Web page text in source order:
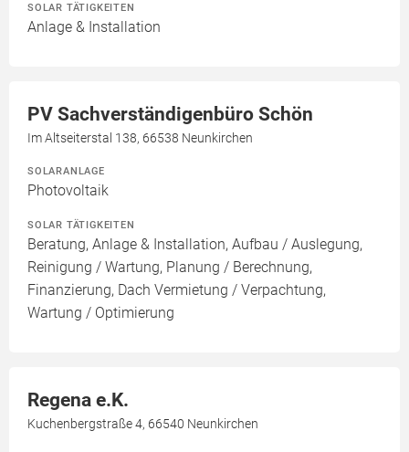
SOLAR TÄTIGKEITEN
Anlage & Installation
PV Sachverständigenbüro Schön
Im Altseiterstal 138, 66538 Neunkirchen
SOLARANLAGE
Photovoltaik
SOLAR TÄTIGKEITEN
Beratung, Anlage & Installation, Aufbau / Auslegung,
Reinigung / Wartung, Planung / Berechnung,
Finanzierung, Dach Vermietung / Verpachtung,
Wartung / Optimierung
Regena e.K.
Kuchenbergstraße 4, 66540 Neunkirchen